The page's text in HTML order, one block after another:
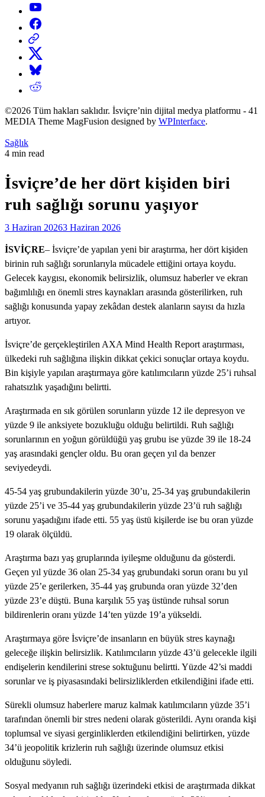
YouTube
Facebook
Threads
X
Bluesky
Reddit
©2026 Tüm hakları saklıdır. İsviçre’nin dijital medya platformu - 41
MEDIA Theme MagFusion designed by WPInterface.
Posted
in
Sağlık
Estimated
time
4 min read
İsviçre’de her dört kişiden biri
ruh sağlığı sorunu yaşıyor
3 Haziran 20263 Haziran 2026
İSVİÇRE– İsviçre’de yapılan yeni bir araştırma, her dört kişiden
birinin ruh sağlığı sorunlarıyla mücadele ettiğini ortaya koydu.
Gelecek kaygısı, ekonomik belirsizlik, olumsuz haberler ve ekran
bağımlılığı en önemli stres kaynakları arasında gösterilirken, ruh
sağlığı konusunda yapay zekâdan destek alanların sayısı da hızla
artıyor.
İsviçre’de gerçekleştirilen AXA Mind Health Report araştırması,
ülkedeki ruh sağlığına ilişkin dikkat çekici sonuçlar ortaya koydu.
Bin kişiyle yapılan araştırmaya göre katılımcıların yüzde 25’i ruhsal
rahatsızlık yaşadığını belirtti.
Araştırmada en sık görülen sorunların yüzde 12 ile depresyon ve
yüzde 9 ile anksiyete bozukluğu olduğu belirtildi. Ruh sağlığı
sorunlarının en yoğun görüldüğü yaş grubu ise yüzde 39 ile 18-24
yaş arasındaki gençler oldu. Bu oran geçen yıl da benzer
seviyedeydi.
45-54 yaş grubundakilerin yüzde 30’u, 25-34 yaş grubundakilerin
yüzde 25’i ve 35-44 yaş grubundakilerin yüzde 23’ü ruh sağlığı
sorunu yaşadığını ifade etti. 55 yaş üstü kişilerde ise bu oran yüzde
19 olarak ölçüldü.
Araştırma bazı yaş gruplarında iyileşme olduğunu da gösterdi.
Geçen yıl yüzde 36 olan 25-34 yaş grubundaki sorun oranı bu yıl
yüzde 25’e gerilerken, 35-44 yaş grubunda oran yüzde 32’den
yüzde 23’e düştü. Buna karşılık 55 yaş üstünde ruhsal sorun
bildirenlerin oranı yüzde 14’ten yüzde 19’a yükseldi.
Araştırmaya göre İsviçre’de insanların en büyük stres kaynağı
geleceğe ilişkin belirsizlik. Katılımcıların yüzde 43’ü gelecekle ilgili
endişelerin kendilerini strese soktuğunu belirtti. Yüzde 42’si maddi
sorunlar ve iş piyasasındaki belirsizliklerden etkilendiğini ifade etti.
Sürekli olumsuz haberlere maruz kalmak katılımcıların yüzde 35’i
tarafından önemli bir stres nedeni olarak gösterildi. Aynı oranda kişi
toplumsal ve siyasi gerginliklerden etkilendiğini belirtirken, yüzde
34’ü jeopolitik krizlerin ruh sağlığı üzerinde olumsuz etkisi
olduğunu söyledi.
Sosyal medyanın ruh sağlığı üzerindeki etkisi de araştırmada dikkat